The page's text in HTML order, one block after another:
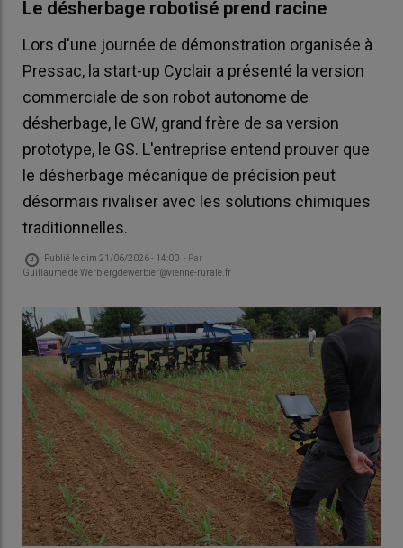
Le désherbage robotisé prend racine
Lors d'une journée de démonstration organisée à
Pressac, la start-up Cyclair a présenté la version
commerciale de son robot autonome de
désherbage, le GW, grand frère de sa version
prototype, le GS. L'entreprise entend prouver que
le désherbage mécanique de précision peut
désormais rivaliser avec les solutions chimiques
traditionnelles.
Publié ledim 21/06/2026 - 14:00 - Par
Guillaume de Werbiergdewerbier@vienne-rurale.fr